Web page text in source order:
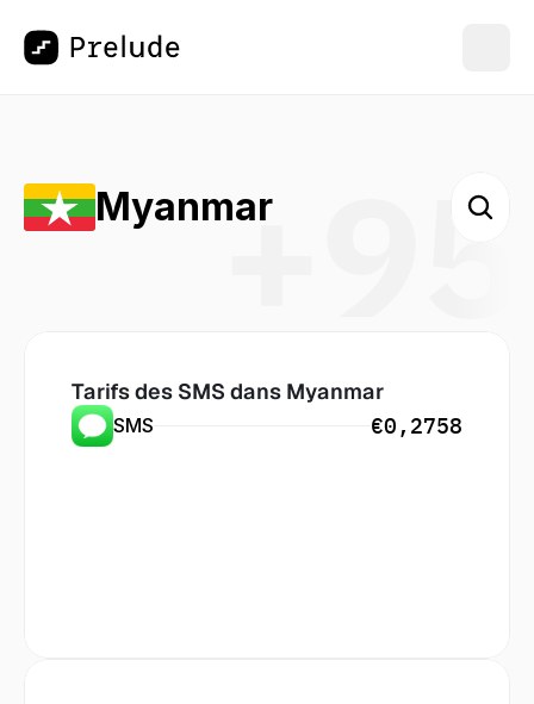
+95
Myanmar
Tarifs des SMS dans Myanmar
SMS €0,2758